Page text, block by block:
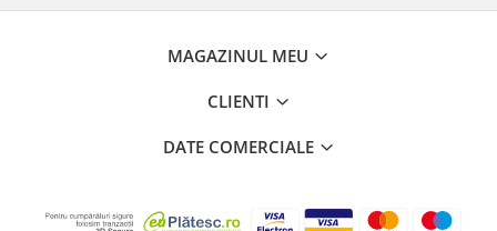
MAGAZINUL MEU
CLIENTI
DATE COMERCIALE